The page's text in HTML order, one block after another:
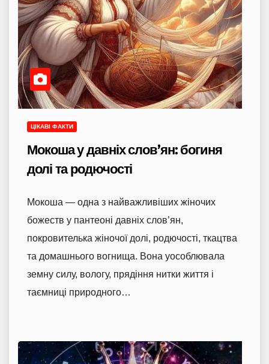
ЦІКАВІ ФАКТИ
Мокоша у давніх слов’ян: богиня
долі та родючості
Мокоша — одна з найважливіших жіночих
божеств у пантеоні давніх слов’ян,
покровителька жіночої долі, родючості, ткацтва
та домашнього вогнища. Вона уособлювала
земну силу, вологу, прядіння нитки життя і
таємниці природного…